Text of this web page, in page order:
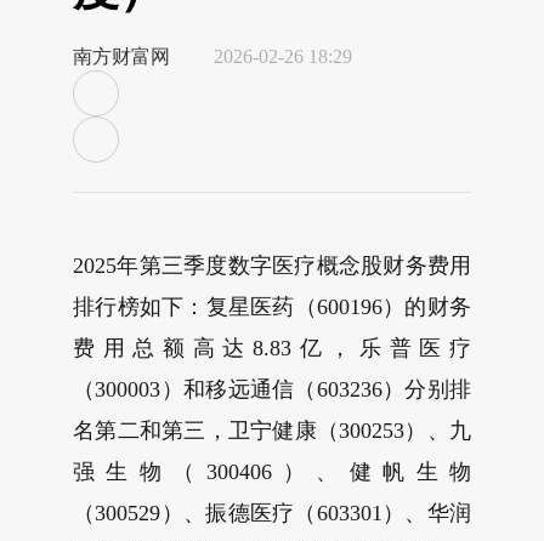
南方财富网 2026-02-26 18:29
2025年第三季度数字医疗概念股财务费用
排行榜如下：复星医药（600196）的财务
费用总额高达8.83亿，乐普医疗
（300003）和移远通信（603236）分别排
名第二和第三，卫宁健康（300253）、九
强生物（300406）、健帆生物
（300529）、振德医疗（603301）、华润